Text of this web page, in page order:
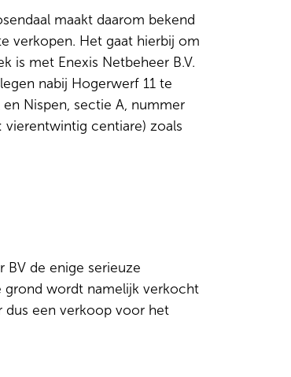
maakt daarom bekend
verkopen. Het gaat hierbij om
is met Enexis Netbeheer B.V.
nabij Hogerwerf 11 te
Nispen, sectie A, nummer
centiare) zoals
BV de enige serieuze
grond wordt namelijk verkocht
een verkoop voor het